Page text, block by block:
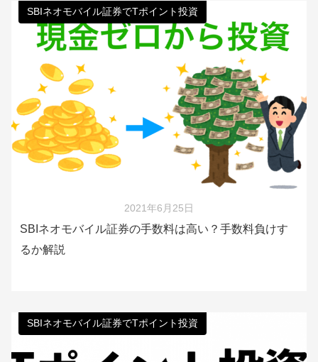
SBIネオモバイル証券でTポイント投資
2021年6月25日
SBIネオモバイル証券の手数料は高い？手数料負けす
るか解説
SBIネオモバイル証券でTポイント投資